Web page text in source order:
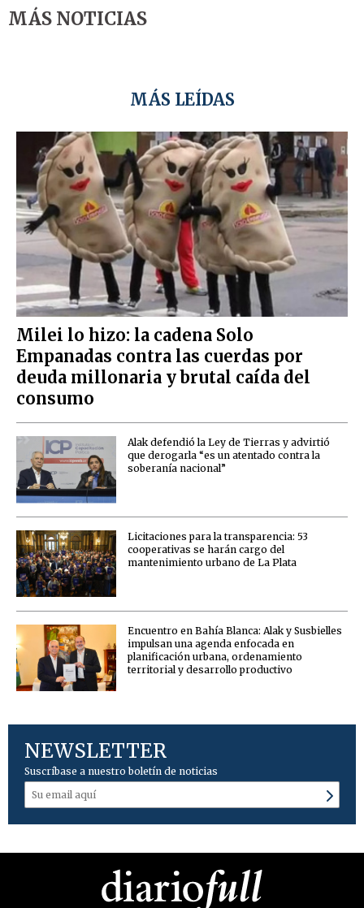
MÁS NOTICIAS
MÁS LEÍDAS
Milei lo hizo: la cadena Solo
Empanadas contra las cuerdas por
deuda millonaria y brutal caída del
consumo
Alak defendió la Ley de Tierras y advirtió
que derogarla “es un atentado contra la
soberanía nacional”
Licitaciones para la transparencia: 53
cooperativas se harán cargo del
mantenimiento urbano de La Plata
Encuentro en Bahía Blanca: Alak y Susbielles
impulsan una agenda enfocada en
planificación urbana, ordenamiento
territorial y desarrollo productivo
NEWSLETTER
Suscríbase a nuestro boletín de noticias